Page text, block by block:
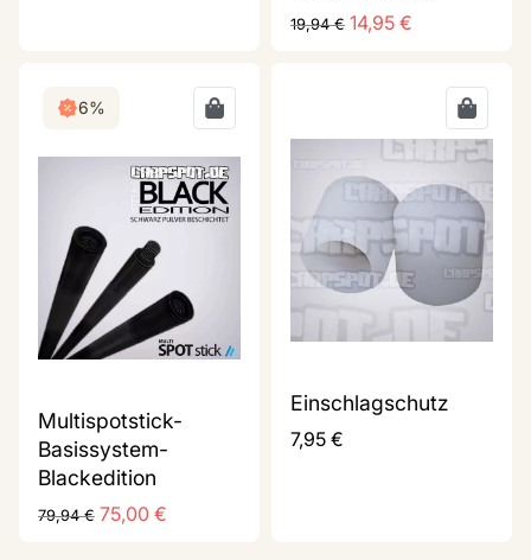
19,94€ 14,95 €
6%
Multispotstick-
Basissystem-
Blackedition
79,94€ 75,00 €
Einschlagschutz
7,95 €